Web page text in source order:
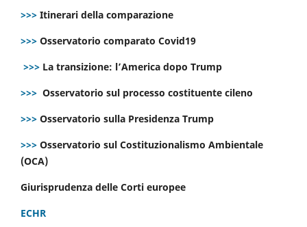
>>> Itinerari della comparazione
>>> Osservatorio comparato Covid19
>>> La transizione: l’America dopo Trump
>>> Osservatorio sul processo costituente cileno
>>> Osservatorio sulla Presidenza Trump
>>> Osservatorio sul Costituzionalismo Ambientale
(OCA)
Giurisprudenza delle Corti europee
ECHR